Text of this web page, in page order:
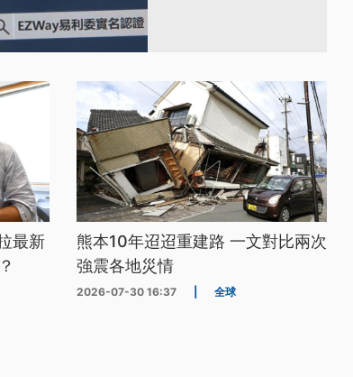
最新
熊本10年迢迢重建路 一文對比兩次
強震各地災情
2026-07-30 16:37 全球